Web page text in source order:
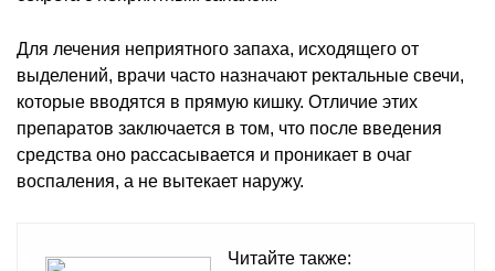
Для лечения неприятного запаха, исходящего от
выделений, врачи часто назначают ректальные свечи,
которые вводятся в прямую кишку. Отличие этих
препаратов заключается в том, что после введения
средства оно рассасывается и проникает в очаг
воспаления, а не вытекает наружу.
Читайте также: